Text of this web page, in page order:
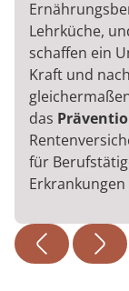
Lehrküche,
schaffen ein
Kraft und
das
für